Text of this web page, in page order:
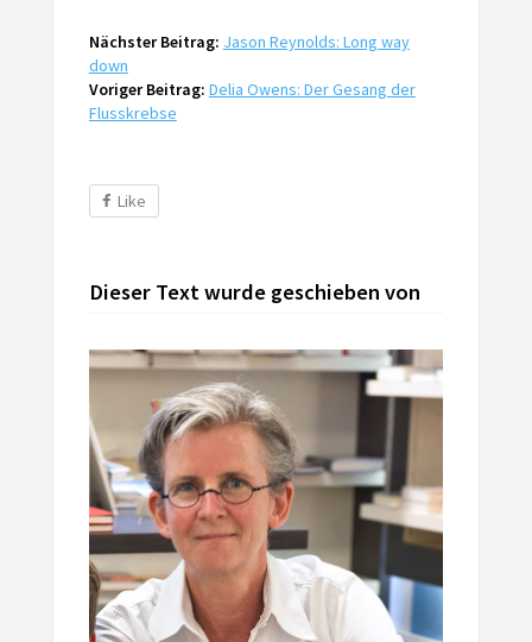
Nächster Beitrag: Jason Reynolds: Long way
down
Voriger Beitrag: Delia Owens: Der Gesang der
Flusskrebse
Like
Dieser Text wurde geschieben von